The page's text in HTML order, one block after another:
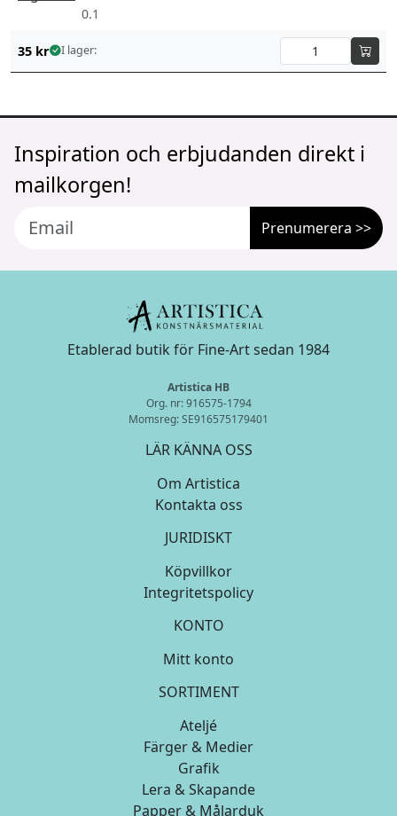
0.1
35 kr I lager:
Inspiration och erbjudanden direkt i
mailkorgen!
Prenumerera >>
Etablerad butik för Fine-Art sedan 1984
Artistica HB
Org. nr: 916575-1794
Momsreg: SE916575179401
LÄR KÄNNA OSS
Om Artistica
Kontakta oss
JURIDISKT
Köpvillkor
Integritetspolicy
KONTO
Mitt konto
SORTIMENT
Ateljé
Färger & Medier
Grafik
Lera & Skapande
Papper & Målarduk